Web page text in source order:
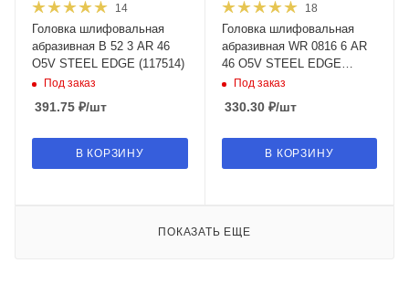
14
Головка шлифовальная
абразивная B 52 3 AR 46
O5V STEEL EDGE (117514)
Под заказ
391.75 ₽/шт
В КОРЗИНУ
18
Головка шлифовальная
абразивная WR 0816 6 AR
46 O5V STEEL EDGE
(100851)
Под заказ
330.30₽/шт
В КОРЗИНУ
ПОКАЗАТЬ ЕЩЕ